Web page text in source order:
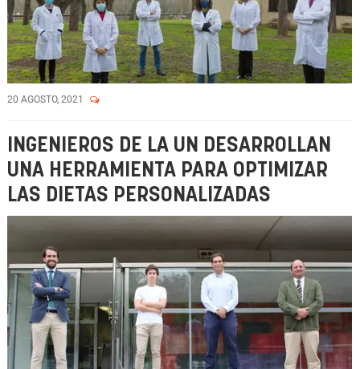
20 AGOSTO, 2021
INGENIEROS DE LA UN DESARROLLAN
UNA HERRAMIENTA PARA OPTIMIZAR
LAS DIETAS PERSONALIZADAS